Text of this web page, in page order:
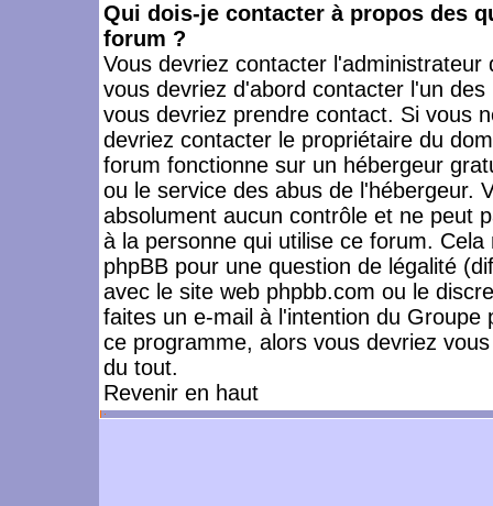
Qui dois-je contacter à propos des
forum ?
Vous devriez contacter
vous devriez d'abord contacter l'un
vous devriez prendre contact. Si vous
devriez contacter le propriétaire du
forum fonctionne sur un hébergeur
ou le service des abus de l'hébergeur.
absolument aucun contrôle et ne peut
à la personne qui utilise ce forum.
phpBB pour une question de légalité
avec le site web phpbb.com ou le
faites un e-mail à l'intention du
ce programme, alors vous devriez
du tout.
Revenir en haut